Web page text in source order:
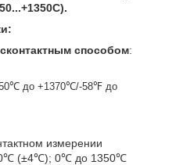
способом:
до +1370℃/-58℉ до
измерении
0℃ (±4℃); 0℃ до 1350℃